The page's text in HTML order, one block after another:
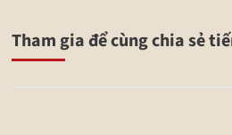
Tham gia để cùng chia sẻ